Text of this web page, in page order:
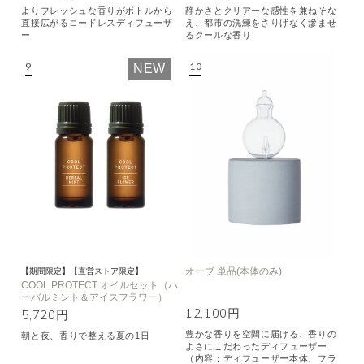
よりフレッシュな香りがボトルから
直接広がるコードレスディフューザ
ー
静かさとクリアーな感性を兼ねそな
え、都市の洗練をさりげなく滲ませ
るクールな香り
NEW
【期間限定】【直営ストア限定】
COOL PROTECT オイルセット（ハ
ーバルミント＆アイスフラワー）
5,720円
朝と夜、香りで整える夏の1日
オーブ 単品(本体のみ)
12,100円
豊かな香りを空間に届ける、香りの
よさにこだわったディフューザー
（内容：ディフューザー本体、フラ